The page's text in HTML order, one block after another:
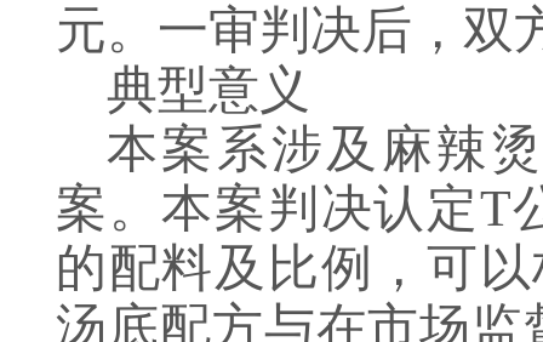
元。一审判决后，双
典型意义
本案系涉及麻辣
案。本案判决认定T
的配料及比例，可
汤底配方与在市场